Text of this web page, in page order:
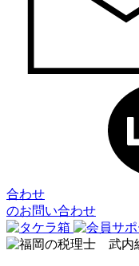
合わせ
のお問い合わせ